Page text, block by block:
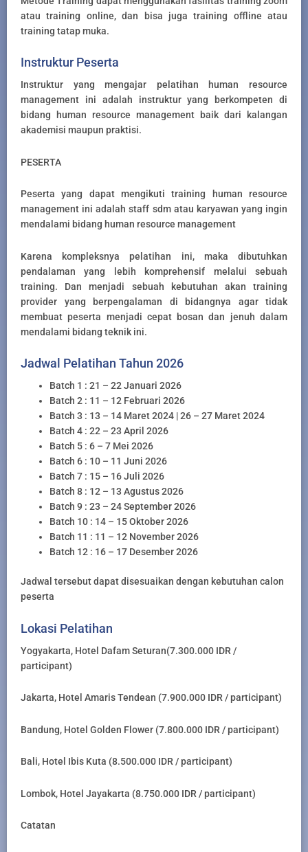
atau training online, dan bisa juga training offline atau
training tatap muka.
Instruktur Peserta
Instruktur yang mengajar pelatihan human resource
management ini adalah instruktur yang berkompeten di
bidang human resource management baik dari kalangan
akademisi maupun praktisi.
PESERTA
Peserta yang dapat mengikuti training human resource
management ini adalah staff sdm atau karyawan yang ingin
mendalami bidang human resource management
Karena kompleksnya pelatihan ini, maka dibutuhkan
pendalaman yang lebih komprehensif melalui sebuah
training. Dan menjadi sebuah kebutuhan akan training
provider yang berpengalaman di bidangnya agar tidak
membuat peserta menjadi cepat bosan dan jenuh dalam
mendalami bidang teknik ini.
Jadwal Pelatihan Tahun 2026
Batch 1 : 21 – 22 Januari 2026
Batch 2 : 11 – 12 Februari 2026
Batch 3 : 13 – 14 Maret 2024 | 26 – 27 Maret 2024
Batch 4 : 22 – 23 April 2026
Batch 5 : 6 – 7 Mei 2026
Batch 6 : 10 – 11 Juni 2026
Batch 7 : 15 – 16 Juli 2026
Batch 8 : 12 – 13 Agustus 2026
Batch 9 : 23 – 24 September 2026
Batch 10 : 14 – 15 Oktober 2026
Batch 11 : 11 – 12 November 2026
Batch 12 : 16 – 17 Desember 2026
Jadwal tersebut dapat disesuaikan dengan kebutuhan calon
peserta
Lokasi Pelatihan
Yogyakarta, Hotel Dafam Seturan(7.300.000 IDR /
participant)
Jakarta, Hotel Amaris Tendean (7.900.000 IDR / participant)
Bandung, Hotel Golden Flower (7.800.000 IDR / participant)
Bali, Hotel Ibis Kuta (8.500.000 IDR / participant)
Lombok, Hotel Jayakarta (8.750.000 IDR / participant)
Catatan